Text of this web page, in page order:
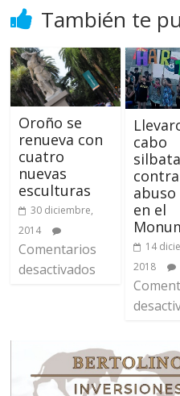
También te
Oroño se
renueva con
cuatro
nuevas
esculturas
30 diciembre,
2014
Comentarios
desactivados
cabo
abuso
en el
14
2018